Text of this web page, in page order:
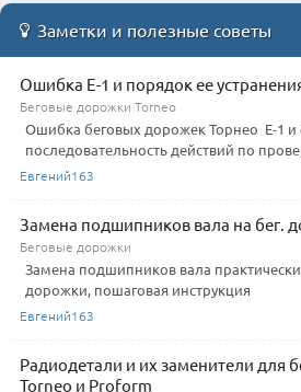
Заметки и полезные советы
Ошибка Е-1 и порядок ее
Беговые дорожки Torneo
Ошибка беговых дорожек Торнео Е-1 и
последовательность действий по
Евгений163
Замена подшипников вала на бег.
Беговые дорожки
Замена подшипников вала
дорожки, пошаговая инструкция
Евгений163
Радиодетали и их заменители для
Torneo и Proform